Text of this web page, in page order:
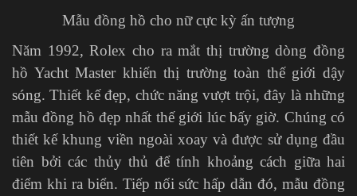
Mẫu đồng hồ cho nữ cực kỳ ấn tượng
Năm 1992, Rolex cho ra mắt thị trường dòng đồng
hồ Yacht Master khiến thị trường toàn thế giới dậy
sóng. Thiết kế đẹp, chức năng vượt trội, đây là những
mẫu đồng hồ đẹp nhất thế giới lúc bấy giờ. Chúng có
thiết kế khung viền ngoài xoay và được sử dụng đầu
tiên bởi các thủy thủ để tính khoảng cách giữa hai
điểm khi ra biển. Tiếp nối sức hấp dẫn đó, mẫu đồng